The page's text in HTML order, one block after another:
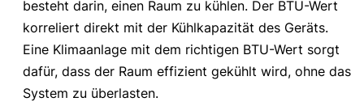
besteht darin, einen Raum zu kühlen. Der BTU-Wert
korreliert direkt mit der Kühlkapazität des Geräts.
Eine Klimaanlage mit dem richtigen BTU-Wert sorgt
dafür, dass der Raum effizient gekühlt wird, ohne das
System zu überlasten.